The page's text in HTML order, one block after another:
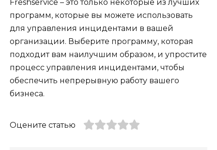
Freshservice – это только некоторые из лучших
программ, которые вы можете использовать
для управления инцидентами в вашей
организации. Выберите программу, которая
подходит вам наилучшим образом, и упростите
процесс управления инцидентами, чтобы
обеспечить непрерывную работу вашего
бизнеса.
Оцените статью